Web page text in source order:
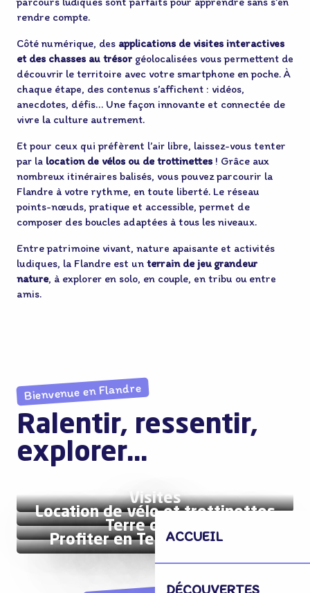
ACCUEIL
DÉCOUVERTES
rendre compte.
Côté numérique, des applications de visites interactives
et des chasses au trésor géolocalisées vous permettent de
découvrir le territoire avec votre smartphone en poche. À
chaque étape, des contenus s’affichent : vidéos,
anecdotes, défis… Une façon innovante et connectée de
vivre la culture autrement.
Et pour ceux qui préfèrent l’air libre, laissez-vous tenter
par la location de vélos ou de trottinettes! Grâce aux
nombreux itinéraires balisés, vous pouvez parcourir la
Flandre à votre rythme, en toute liberté. Le réseau
points-nœuds, pratique et accessible, permet de
composer des boucles adaptées à tous les niveaux.
Entre patrimoine vivant, nature apaisante et activités
ludiques, la Flandre est un terrain de jeu grandeur
nature, à explorer en solo, en couple, en tribu ou entre
amis.
Bienvenue en Flandre
Ralentir, ressentir,
explorer…
Visites
Location de vélo et trottinettes
Terre de jeux
Profiter en Terre de Flandre